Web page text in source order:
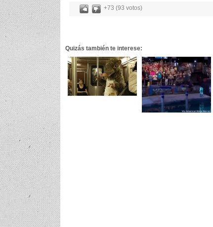
+73 (93 votos)
Quizás también te interese: